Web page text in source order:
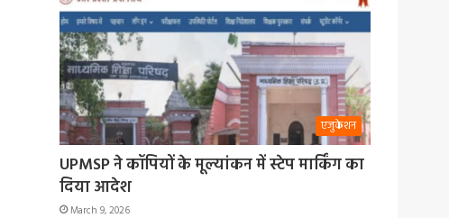
एजुकेशन
UPMSP ने कॉपियों के मूल्यांकन में स्टेप मार्किंग का
दिया आदेश
March 9, 2026